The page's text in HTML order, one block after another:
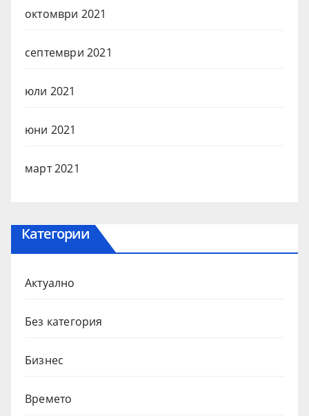
октомври 2021
септември 2021
юли 2021
юни 2021
март 2021
Категории
Актуално
Без категория
Бизнес
Времето